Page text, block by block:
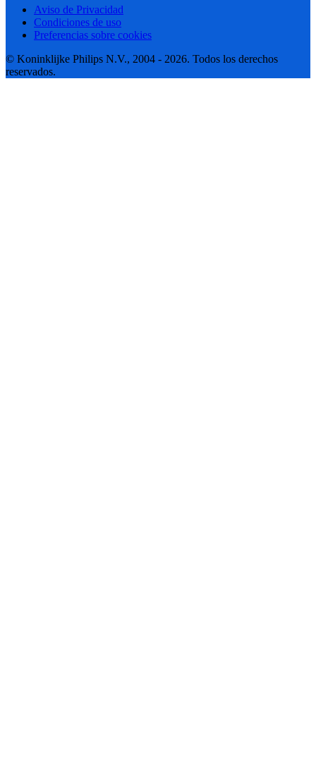
Aviso de Privacidad
Condiciones de uso
Preferencias sobre cookies
© Koninklijke Philips N.V., 2004 - 2026. Todos los derechos
reservados.